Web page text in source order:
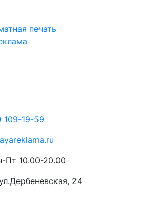
печать
109-19-59
Пт 10.00-20.00
24